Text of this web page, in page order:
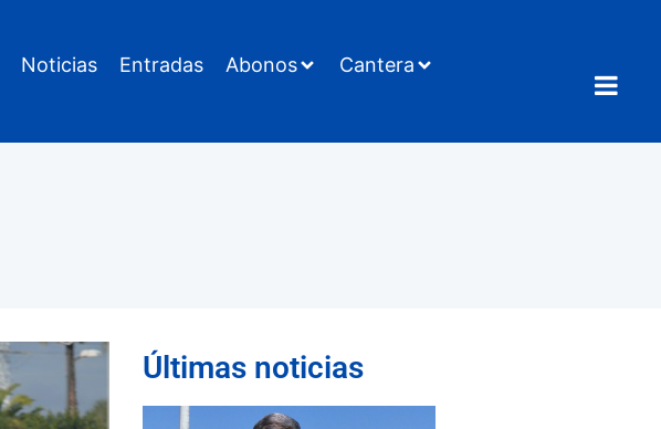
Noticias Entradas Abonos
Cantera
Últimas noticias